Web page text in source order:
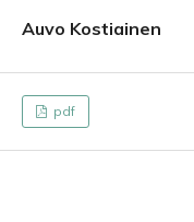
Auvo Kostiainen
pdf